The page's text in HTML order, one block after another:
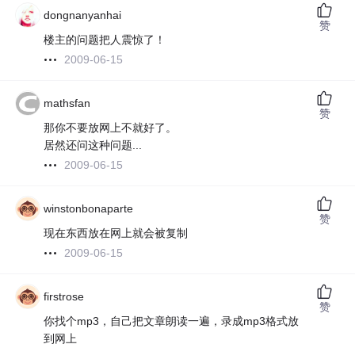
dongnanyanhai
楼主的问题把人震惊了！
2009-06-15
赞
mathsfan
那你不要放网上不就好了。
居然还问这种问题...
2009-06-15
赞
winstonbonaparte
现在东西放在网上就会被复制
2009-06-15
赞
firstrose
你找个mp3，自己把文章朗读一遍，录成mp3格式放
到网上
赞